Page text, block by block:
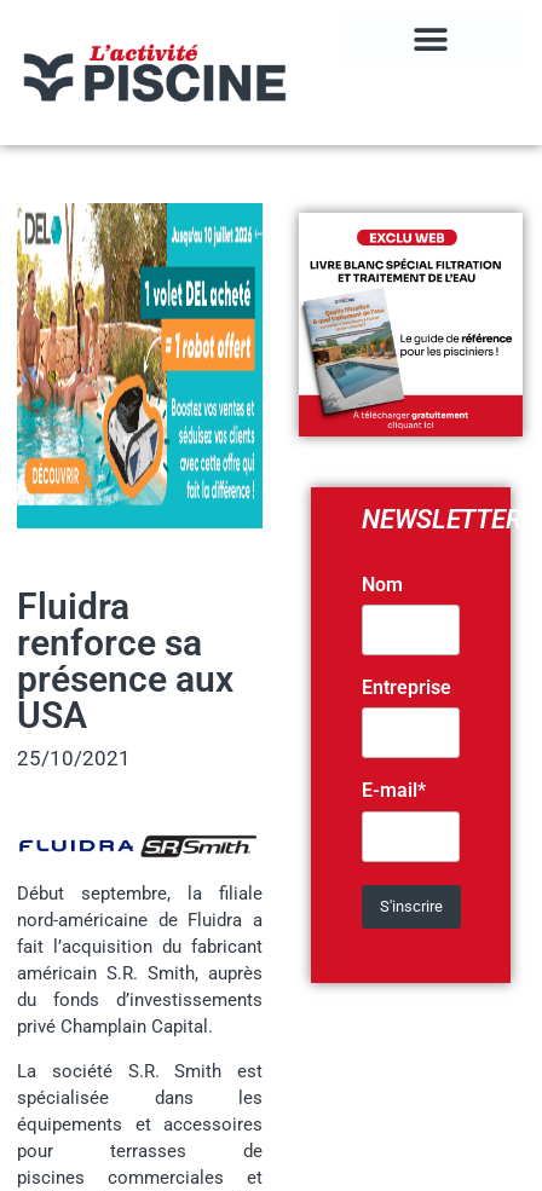
Fluidra
renforce sa
présence aux
USA
25/10/2021
Début septembre, la filiale
nord-américaine de Fluidra a
fait l’acquisition du fabricant
américain S.R. Smith, auprès
du fonds d’investissements
privé Champlain Capital.
La société S.R. Smith est
spécialisée dans les
équipements et accessoires
pour terrasses de
piscines commerciales et
NEWSLETTER
Nom
Entreprise
E-mail*